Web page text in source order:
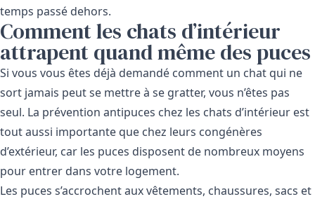
temps passé dehors.
Comment les chats d’intérieur
attrapent quand même des puces
Si vous vous êtes déjà demandé comment un chat qui ne
sort jamais peut se mettre à se gratter, vous n’êtes pas
seul. La prévention antipuces chez les chats d’intérieur est
tout aussi importante que chez leurs congénères
d’extérieur, car les puces disposent de nombreux moyens
pour entrer dans votre logement.
Les puces s’accrochent aux vêtements, chaussures, sacs et